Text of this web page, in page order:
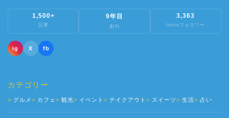
1,500+
記事
9年目
創刊
3,363
Instaフォロワー
ig X fb
カテゴリー
グルメ カフェ 観光 イベント テイクアウト スイーツ 生活 占い